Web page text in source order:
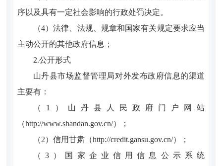
序以及具有一定社会影响的行政处罚决定。
（4）法律、法规、规章和国家有关规定要求应当
主动公开的其他政府信息；
2.公开形式
山丹县市场监督管理局对外发布政府信息的渠道
主要有：
（1）山丹县人民政府门户网站
（http://www.shandan.gov.cn/）；
（2）信用甘肃（http://credit.gansu.gov.cn/）；
（3）国家企业信用信息公示系统